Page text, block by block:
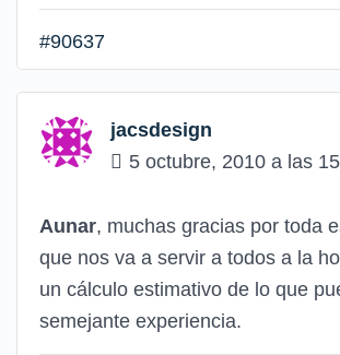
#90637
jacsdesign
5 octubre, 2010 a las
Aunar, muchas gracias por toda
que nos va a servir a todos a la
un cálculo estimativo de lo que
semejante experiencia.